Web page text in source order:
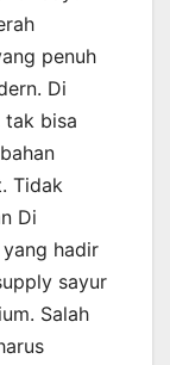
penuh
Di
tak bisa
Tidak
Di
hadir
sayur
Salah